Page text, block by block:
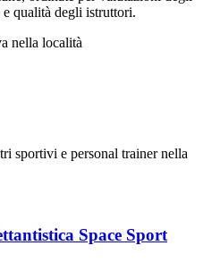
qualità degli istruttori.
nella località
sportivi e personal trainer nella
Space Sport